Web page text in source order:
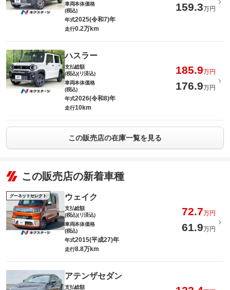
車両本体価格
(税込)
159.3万円
年式2025(令和7)年
走行0.2万km
ハスラー
支払総額
(税込)(リ済込)
185.9万円
車両本体価格
(税込)
176.9万円
年式2026(令和8)年
走行10km
この販売店の在庫一覧を見る
この販売店の新着車種
グーネットセレクト ウェイク
支払総額
(税込)(リ済込)
72.7万円
車両本体価格
(税込)
61.9万円
年式2015(平成27)年
走行8.8万km
アテンザセダン
支払総額